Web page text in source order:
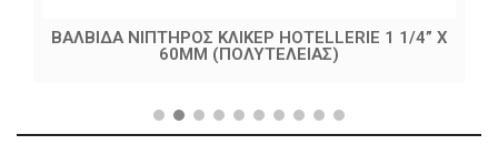
ΒΑΛΒΙΔΑ ΝΙΠΤΗΡΟΣ ΚΛΙΚΕΡ HOTELLERIE 1 1/4” X
60MM (ΠΟΛΥΤΕΛΕΙΑΣ)